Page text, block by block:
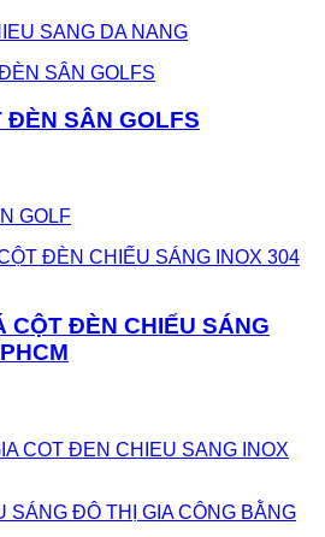
SANG DA NANG
ĐÈN SÂN GOLFS
GOLF
CỘT ĐÈN CHIẾU SÁNG
COT ĐEN CHIEU SANG INOX